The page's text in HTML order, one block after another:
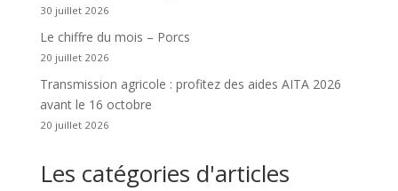
30 juillet 2026
Le chiffre du mois – Porcs
20 juillet 2026
Transmission agricole : profitez des aides AITA 2026
avant le 16 octobre
20 juillet 2026
Les catégories d'articles